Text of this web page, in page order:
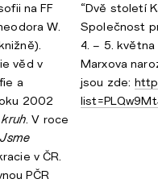
na FF
W.
věd v
a
2002
. V roce
Jsme
v ČR.
PČR
“Dvě století
Společnost
4. – 5.
Marxova
jsou zde: